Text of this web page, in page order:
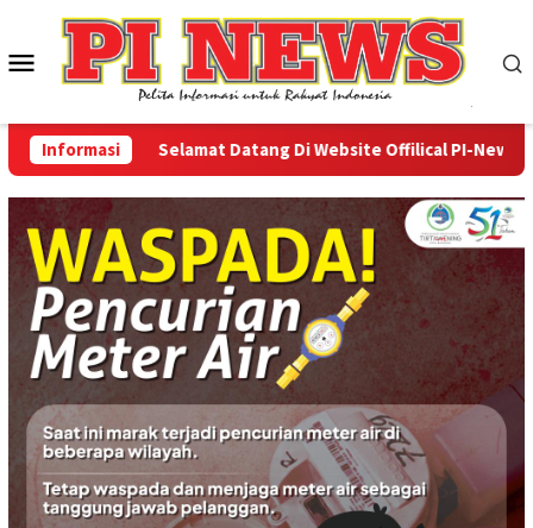
konten
Menu
Mobile
InformasiSelamat Datang Di Website Offilical PI-News